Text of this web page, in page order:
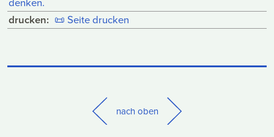
drucken: 📜 Seite drucken
nach oben